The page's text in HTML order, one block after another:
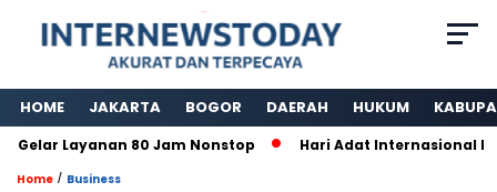
HOME JAKARTA BOGOR DAERAH HUKUM
Layanan 80 Jam Nonstop Hari Adat Internasional Ke
Home / Business